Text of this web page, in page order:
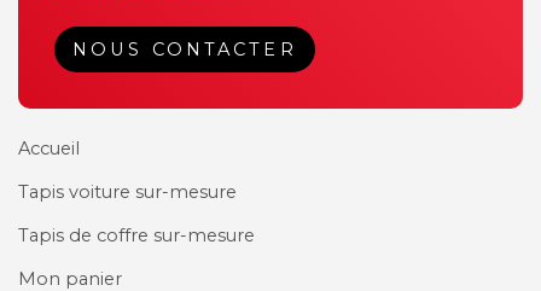
NOUS CONTACTER
Accueil
Tapis voiture sur-mesure
Tapis de coffre sur-mesure
Mon panier